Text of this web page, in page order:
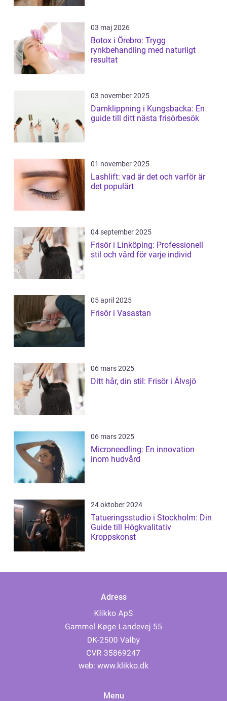
03 maj 2026
Botox i Örebro: Trygg
rynkbehandling med naturligt
resultat
03 november 2025
Damklippning i Kungsbacka: En
guide till ditt nästa frisörbesök
01 november 2025
Lashlift: vad är det och varför är
det populärt
04 september 2025
Frisör i Linköping: Professionell
stil och vård för varje individ
05 april 2025
Frisör i Vasastan
06 mars 2025
Ditt hår, din stil: Frisör i Älvsjö
06 mars 2025
Microneedling: En innovation
inom hudvård
24 oktober 2024
Tatueringsstudio i Stockholm: Din
Guide till Högkvalitativ
Kroppskonst
Adress
web: www.klikko.dk
Menu